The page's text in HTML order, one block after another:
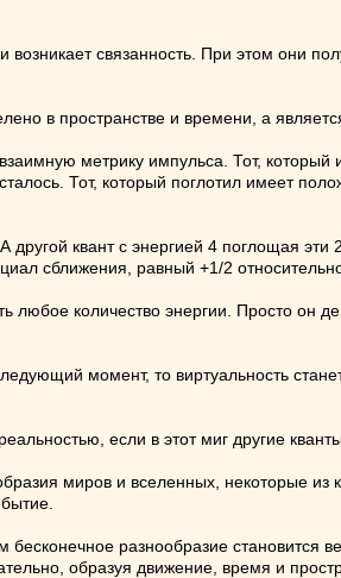
связанность. При этом они
в пространстве и времени, а
метрику импульса. Тот,
Тот, который поглотил имеет
другой квант с энергией 4 поглощая
сближения, равный +1/2
количество энергии. Просто он
момент, то виртуальность
если в этот миг другие
миров и вселенных, некоторые
разнообразие становится
образуя движение, время и